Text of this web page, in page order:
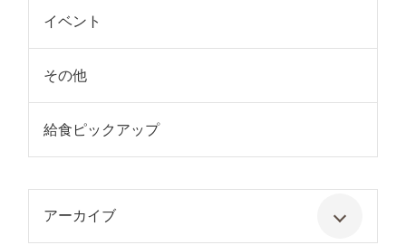
イベント
その他
給食ピックアップ
アーカイブ